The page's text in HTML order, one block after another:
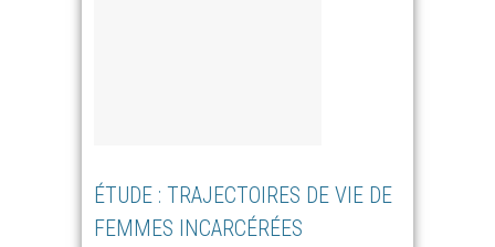
ÉTUDE : TRAJECTOIRES DE VIE DE
FEMMES INCARCÉRÉES